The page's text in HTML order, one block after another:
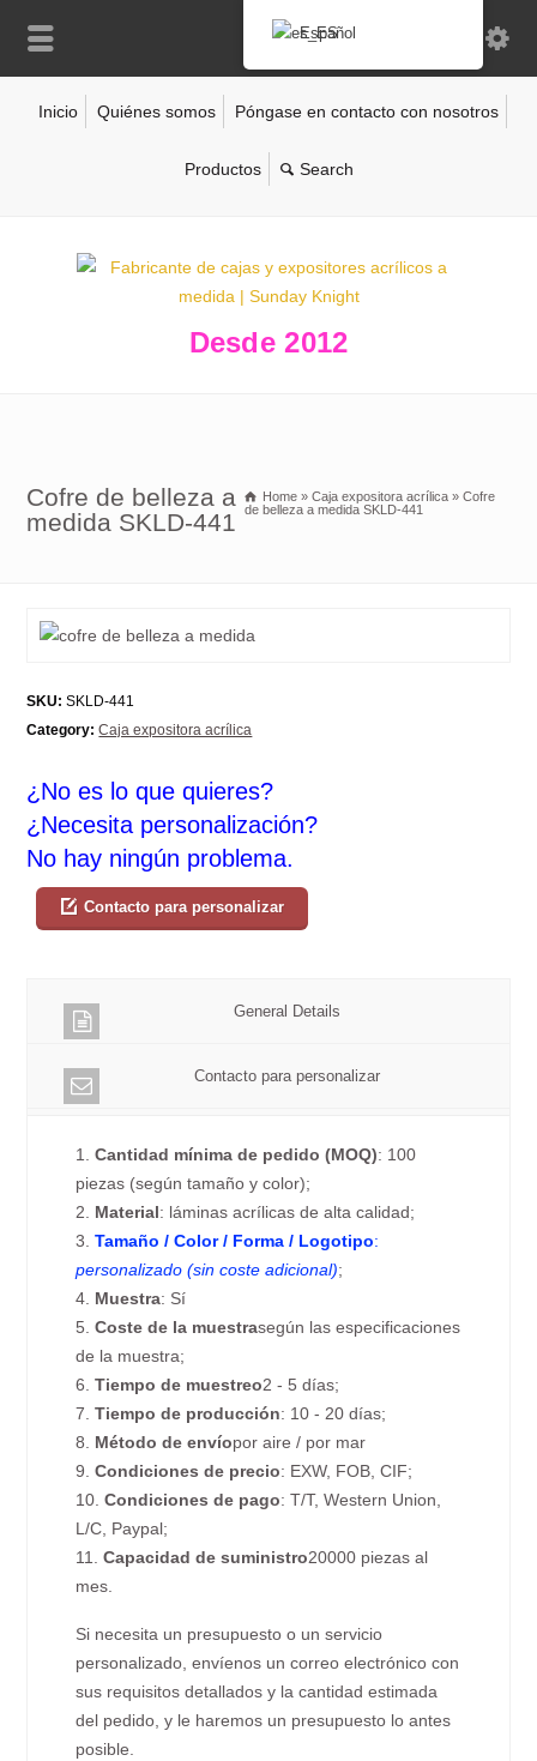
Inicio Quiénes somos Póngase en contacto con nosotros
Productos
Desde 2012
Cofre de belleza a
medida SKLD-441
Home » Caja expositora acrílica » Cofre
de belleza a medida SKLD-441
SKU: SKLD-441
Category: Caja expositora acrílica
¿No es lo que quieres?
¿Necesita personalización?
No hay ningún problema.
Contacto para personalizar
General Details
Contacto para personalizar
1.Cantidad mínima de pedido (MOQ): 100
piezas (según tamaño y color);
2. Material: láminas acrílicas de alta calidad;
3.Tamaño / Color / Forma / Logotipo:
personalizado (sin coste adicional);
4. Muestra: Sí
5.Coste de la muestrasegún las especificaciones
de la muestra;
6.Tiempo de muestreo2 - 5 días;
7.Tiempo de producción: 10 - 20 días;
8. Método de envíopor aire / por mar
9.Condiciones de precio: EXW, FOB, CIF;
10.Condiciones de pago: T/T, Western Union,
L/C, Paypal;
11.Capacidad de suministro20000 piezas al
mes.
Si necesita un presupuesto o un servicio
personalizado, envíenos un correo electrónico con
sus requisitos detallados y la cantidad estimada
del pedido, y le haremos un presupuesto lo antes
posible.
Español